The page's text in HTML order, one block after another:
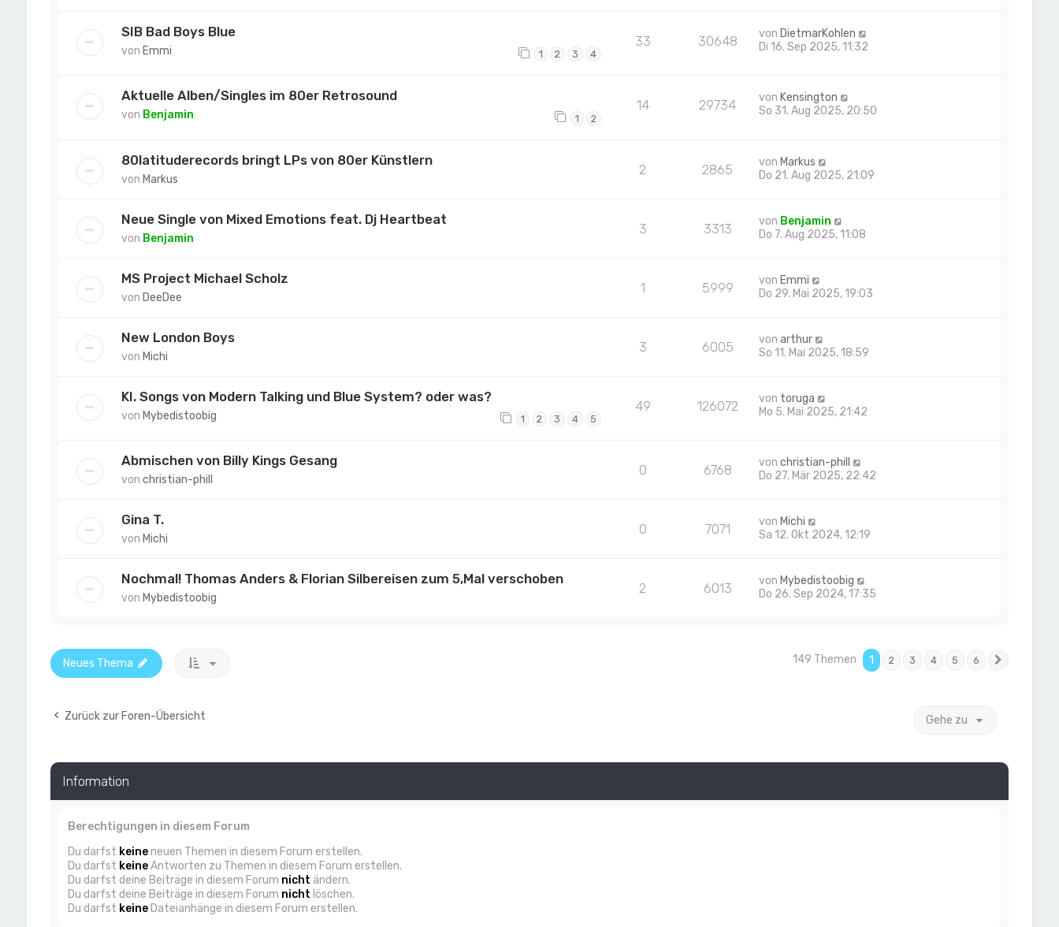
SIB Bad Boys Blue
von Emmi 1 2 3 4
33 30648 von DietmarKohlen
Di 16. Sep 2025, 11:32
Aktuelle Alben/Singles im 80er Retrosound
von Benjamin 1 2
14 29734 von Kensington
So 31. Aug 2025, 20:50
80latituderecords bringt LPs von 80er Künstlern
von Markus
2 2865 von Markus
Do 21. Aug 2025, 21:09
Neue Single von Mixed Emotions feat. Dj Heartbeat
von Benjamin
3 3313 von Benjamin
Do 7. Aug 2025, 11:08
MS Project Michael Scholz
von DeeDee
1 5999 von Emmi
Do 29. Mai 2025, 19:03
New London Boys
von Michi
3 6005 vonarthur
So 11. Mai 2025, 18:59
KI. Songs von Modern Talking und Blue System? oder was?
von Mybedistoobig 1 2 3 4 5
49 126072 von toruga
Mo 5. Mai 2025, 21:42
Abmischen von Billy Kings Gesang
von christian-phill
0 6768 vonchristian-phill
Do 27. Mär 2025, 22:42
Gina T.
von Michi
0 7071 von Michi
Sa 12. Okt 2024, 12:19
Nochmal! Thomas Anders & Florian Silbereisen zum 5,Mal verschoben
von Mybedistoobig
2 6013 von Mybedistoobig
Do 26. Sep 2024, 17:35
Neues Thema 149 Themen 1 2 3 4 5 6
Zurück zur Foren-Übersicht Gehe zu
Information
Berechtigungen in diesem Forum
Du darfst keineneuen Themen in diesem Forum erstellen.
Du darfst keineAntworten zu Themen in diesem Forum erstellen.
Du darfst deine Beiträge in diesem Forum nicht ändern.
Du darfst deine Beiträge in diesem Forum nicht löschen.
Du darfst keineDateianhänge in diesem Forum erstellen.